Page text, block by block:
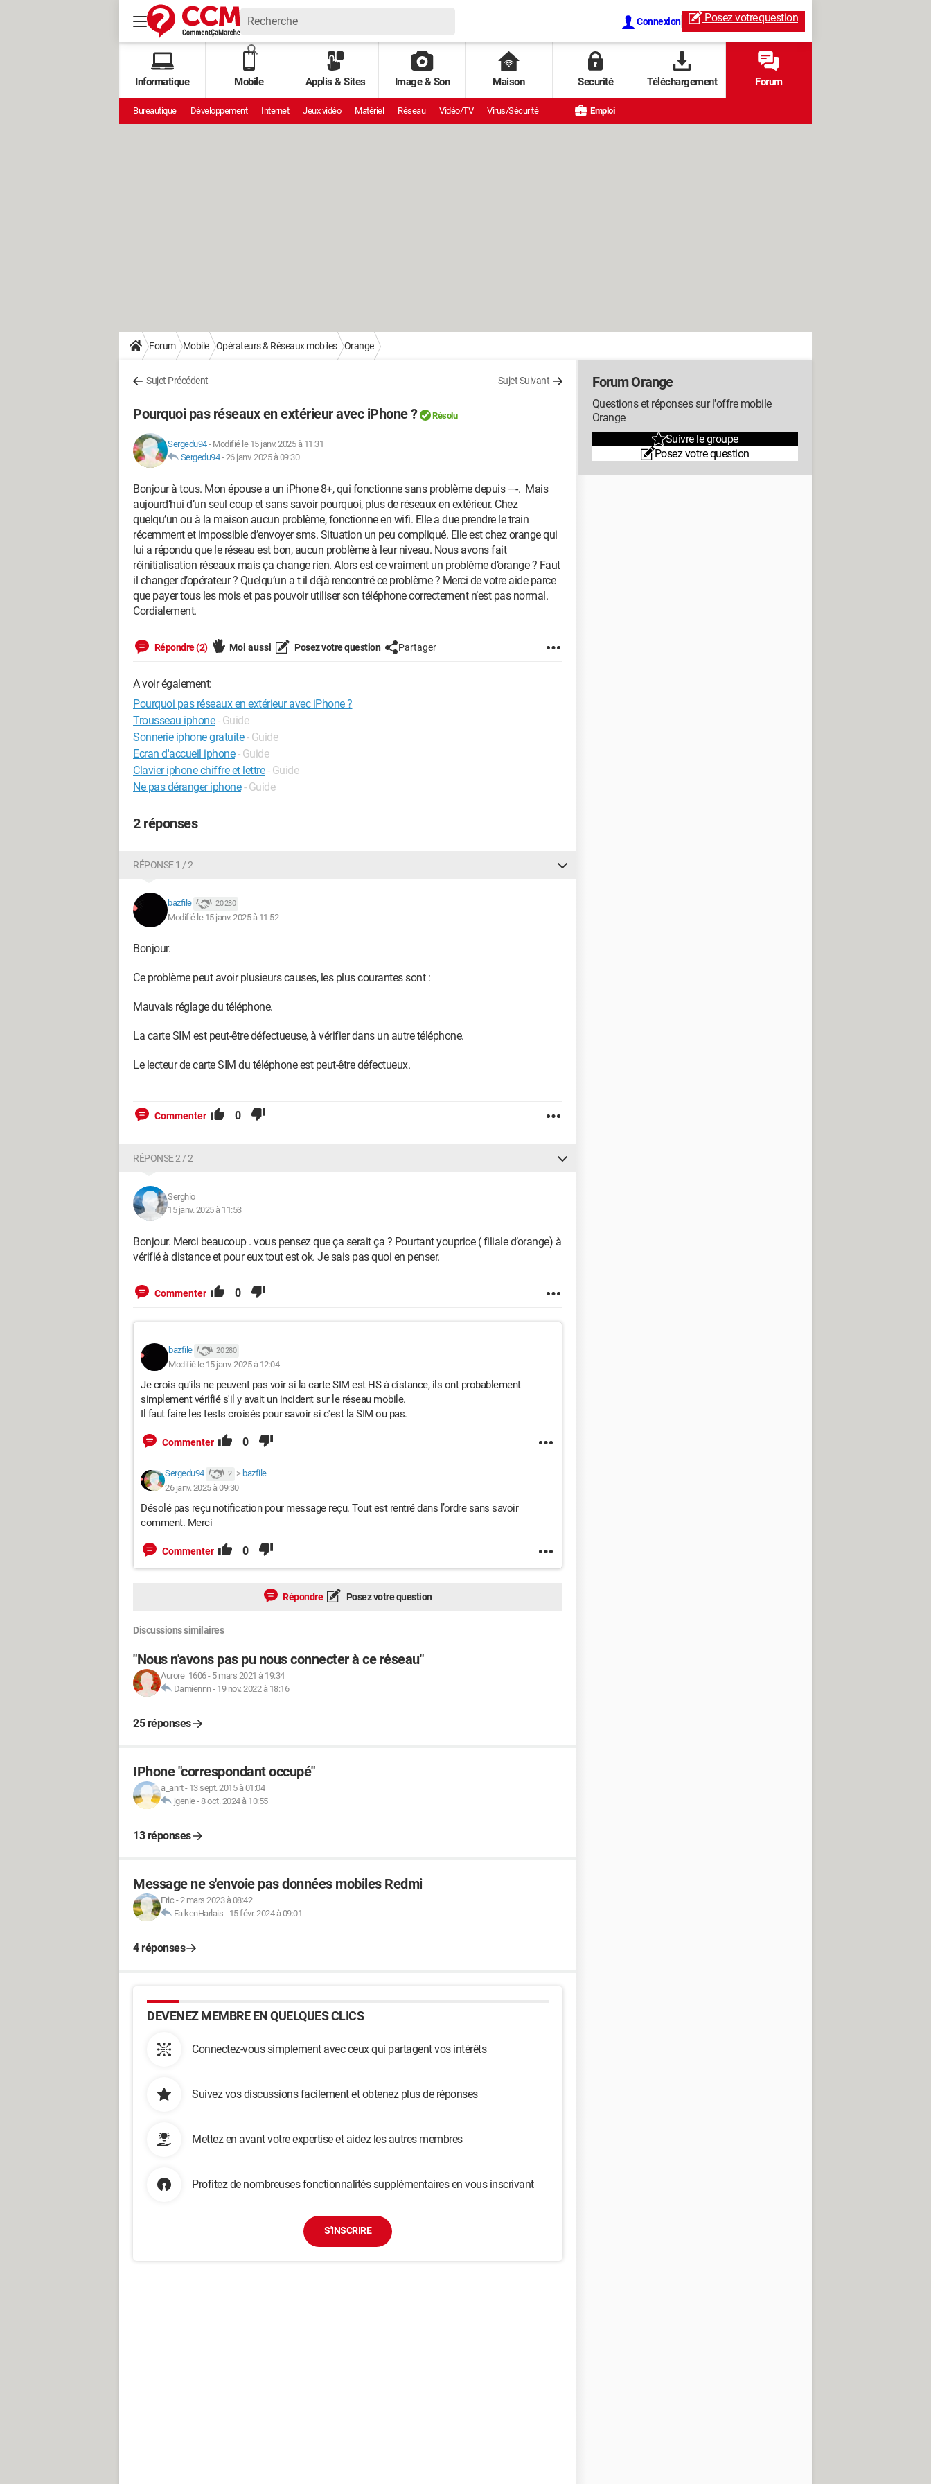
Connexion Posez votrequestion
Informatique Mobile Applis & Sites Image & Son Maison Securité Téléchargement Forum
Bureautique Développement Internet Jeux vidéo Matériel Réseau Vidéo/TV Virus/Sécurité Emploi
Forum Mobile Opérateurs & Réseaux mobiles Orange
Sujet Précédent Sujet Suivant
Pourquoi pas réseaux en extérieur avec iPhone ? Résolu
Sergedu94- Modifié le 15 janv. 2025 à 11:31
Sergedu94-26 janv. 2025 à 09:30
Bonjour à tous. Mon épouse a un iPhone 8+, qui fonctionne sans problème depuis —-. Mais
aujourd’hui d’un seul coup et sans savoir pourquoi, plus de réseaux en extérieur. Chez
quelqu’un ou à la maison aucun problème, fonctionne en wifi. Elle a due prendre le train
récemment et impossible d’envoyer sms. Situation un peu compliqué. Elle est chez orange qui
lui a répondu que le réseau est bon, aucun problème à leur niveau. Nous avons fait
réinitialisation réseaux mais ça change rien. Alors est ce vraiment un problème d’orange ? Faut
il changer d’opérateur ? Quelqu’un a t il déjà rencontré ce problème ? Merci de votre aide parce
que payer tous les mois et pas pouvoir utiliser son téléphone correctement n’est pas normal.
Cordialement.
Répondre (2) Moi aussi Posez votre question Partager
A voir également:
Pourquoi pas réseaux en extérieur avec iPhone ?
Trousseau iphone - Guide
Sonnerie iphone gratuite - Guide
Ecran d'accueil iphone - Guide
Clavier iphone chiffre et lettre - Guide
Ne pas déranger iphone - Guide
2 réponses
RÉPONSE 1 / 2
bazfile 20 280
Modifié le 15 janv. 2025 à 11:52
Bonjour.
Ce problème peut avoir plusieurs causes, les plus courantes sont :
Mauvais réglage du téléphone.
La carte SIM est peut-être défectueuse, à vérifier dans un autre téléphone.
Le lecteur de carte SIM du téléphone est peut-être défectueux.
Commenter 0
RÉPONSE 2 / 2
Serghio
15 janv. 2025 à 11:53
Bonjour. Merci beaucoup . vous pensez que ça serait ça ? Pourtant youprice ( filiale d’orange) à
vérifié à distance et pour eux tout est ok. Je sais pas quoi en penser.
Commenter 0
bazfile 20 280
Modifié le 15 janv. 2025 à 12:04
Je crois qu'ils ne peuvent pas voir si la carte SIM est HS à distance, ils ont probablement
simplement vérifié s'il y avait un incident sur le réseau mobile.
Il faut faire les tests croisés pour savoir si c'est la SIM ou pas.
Commenter 0
Sergedu94 2 > bazfile
26 janv. 2025 à 09:30
Désolé pas reçu notification pour message reçu. Tout est rentré dans l’ordre sans savoir
comment. Merci
Commenter 0
Répondre Posez votre question
Discussions similaires
"Nous n'avons pas pu nous connecter à ce réseau"
Aurore_1606- 5 mars 2021 à 19:34
Damiennn- 19 nov. 2022 à 18:16
25 réponses
IPhone "correspondant occupé"
a_anrt- 13 sept. 2015 à 01:04
jgenie-8 oct. 2024 à 10:55
13 réponses
Message ne s'envoie pas données mobiles Redmi
Eric -2 mars 2023 à 08:42
FalkenHarlais - 15 févr. 2024 à 09:01
4 réponses
DEVENEZ MEMBRE EN QUELQUES CLICS
Connectez-vous simplement avec ceux qui partagent vos intérêts
Suivez vos discussions facilement et obtenez plus de réponses
Mettez en avant votre expertise et aidez les autres membres
Profitez de nombreuses fonctionnalités supplémentaires en vous inscrivant
S'INSCRIRE
Forum Orange
Questions et réponses sur l'offre mobile
Orange
Suivre le groupe
Posez votre question